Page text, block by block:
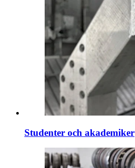
Studenter och akademiker